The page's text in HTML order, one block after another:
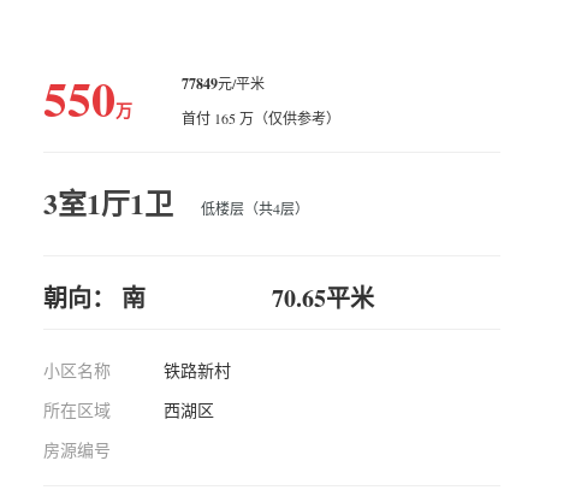
550万
77849元/平米
首付 165 万（仅供参考）
3室1厅1卫 低楼层（共4层）
朝向： 南 70.65平米
小区名称
铁路新村
所在区域
西湖区
房源编号